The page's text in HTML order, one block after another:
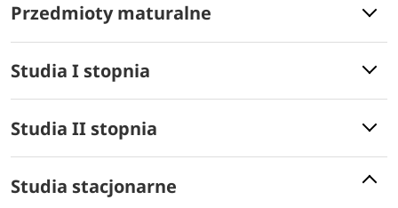
Przedmioty maturalne
Studia I stopnia
Studia II stopnia
Studia stacjonarne